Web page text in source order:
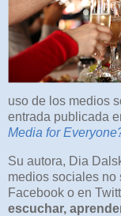
uso de los medios
entrada publicada
Media for
Su autora, Dia
medios sociales no
Facebook o en
escuchar,